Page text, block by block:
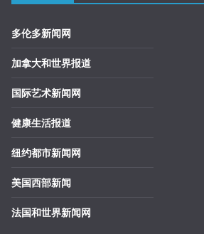
多伦多新闻网
加拿大和世界报道
国际艺术新闻网
健康生活报道
纽约都市新闻网
美国西部新闻
法国和世界新闻网